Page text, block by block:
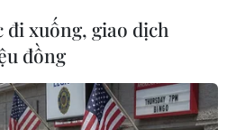
phòng thủ Đức
đi xuống, giao dịch
đồng